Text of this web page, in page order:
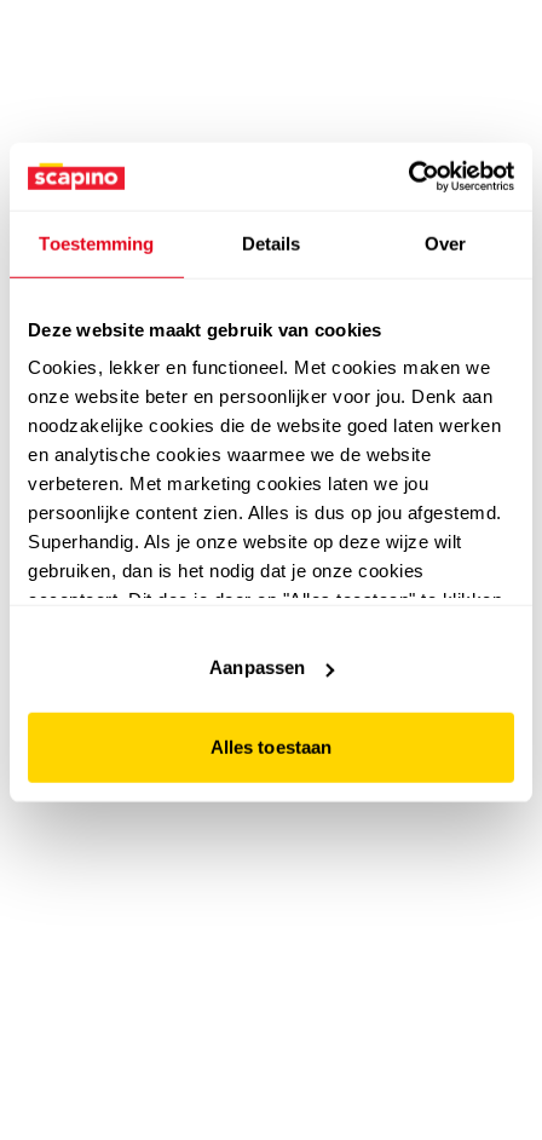
Toestemming Details Over
Deze website maakt gebruik van cookies
Cookies, lekker en functioneel. Met cookies maken we
onze website beter en persoonlijker voor jou. Denk aan
noodzakelijke cookies die de website goed laten werken
en analytische cookies waarmee we de website
verbeteren. Met marketing cookies laten we jou
persoonlijke content zien. Alles is dus op jou afgestemd.
Superhandig. Als je onze website op deze wijze wilt
gebruiken, dan is het nodig dat je onze cookies
accepteert. Dit doe je door op "Alles toestaan" te klikken.
website niet optimaal functioneert.
Aanpassen
Alles toestaan